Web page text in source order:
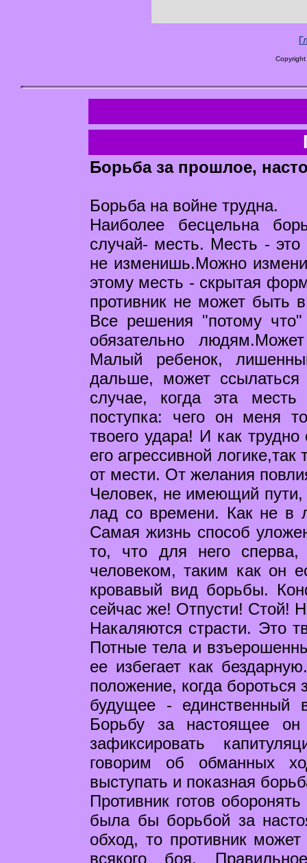
Борьба за прошлое,
Борьба на войне трудна.
Наиболее бесцельна
случай- месть. Месть -
не изменишь.Можно
этому месть - скрытая
противник не может быть
Все решения "потому
обязательно
Малый ребенок,
дальше, может
случае, когда эта
поступка: чего он меня
твоего удара! И как
его агрессивной
от мести. От желания
Человек, не имеющий
лад со времени. Как не в
Самая жизнь способ
то, что для него
человеком, таким как он
кровавый вид борьбы.
сейчас же! Отпусти! Стой!
Накаляются страсти. Это
Потные тела и
ее избегает как
положение, когда
будущее - единственный
Борьбу за настоящее
зафиксировать
говорим об обманных
выступать и показная
Противник готов
была бы борьбой за
обход, то противник
всякого боя.